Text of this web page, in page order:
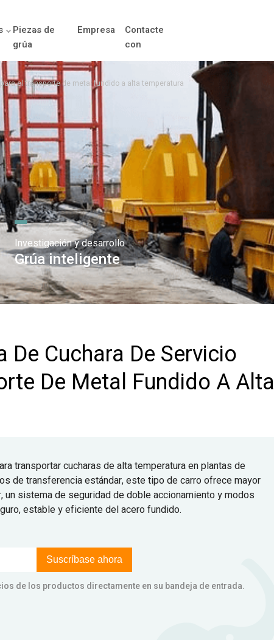
Piezas de
grúa
Empresa
Contacte
con
el transporte de metal fundido a alta temperatura
Investigación y desarrollo
Grúa inteligente
Cuchara De Servicio
De Metal Fundido A Alta
transportar cucharas de alta temperatura en plantas de
de transferencia estándar, este tipo de carro ofrece mayor
sistema de seguridad de doble accionamiento y modos
estable y eficiente del acero fundido.
Suscríbase ahora
de los productos directamente en su bandeja de entrada.